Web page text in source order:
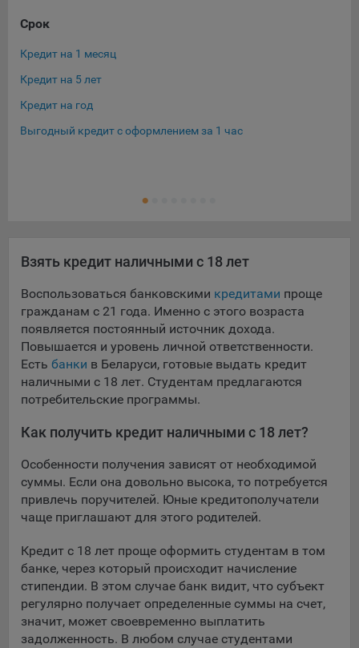
Срок
Кредит на 1 месяц
Кредит на 5 лет
Кредит на год
Выгодный кредит с оформлением за 1 час
Взять кредит наличными с 18 лет
Воспользоваться банковскими кредитами проще
гражданам с 21 года. Именно с этого возраста
появляется постоянный источник дохода.
Повышается и уровень личной ответственности.
Есть банки в Беларуси, готовые выдать кредит
наличными с 18 лет. Студентам предлагаются
потребительские программы.
Как получить кредит наличными с 18 лет?
Особенности получения зависят от необходимой
суммы. Если она довольно высока, то потребуется
привлечь поручителей. Юные кредитополучатели
чаще приглашают для этого родителей.
Кредит с 18 лет проще оформить студентам в том
банке, через который происходит начисление
стипендии. В этом случае банк видит, что субъект
регулярно получает определенные суммы на счет,
значит, может своевременно выплатить
задолженность. В любом случае студентами